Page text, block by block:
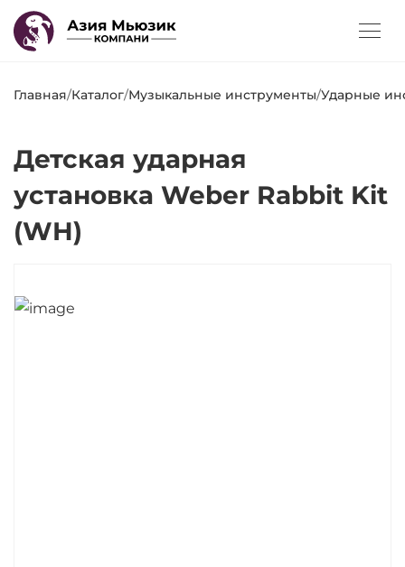
Главная/Каталог/Музыкальные инструменты/Ударные
Детская ударная
установка Weber Rabbit Kit
(WH)